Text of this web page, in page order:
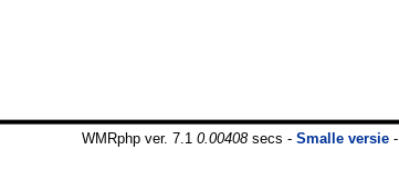
WMRphp ver. 7.1 0.00408secs - Smalle versie-